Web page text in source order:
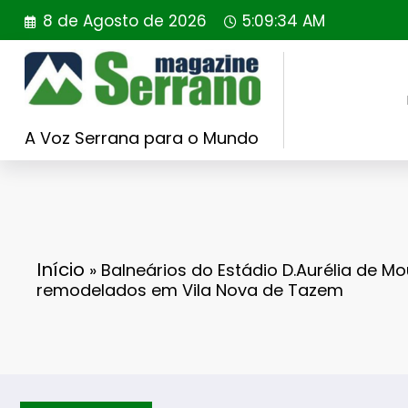
Saltar
para
conteúdo
8 de Agosto de 2026 5:09:35 AM
A Voz Serrana para o Mundo
Início » Balneários do Estádio D.Aurélia de
remodelados em Vila Nova de Tazem